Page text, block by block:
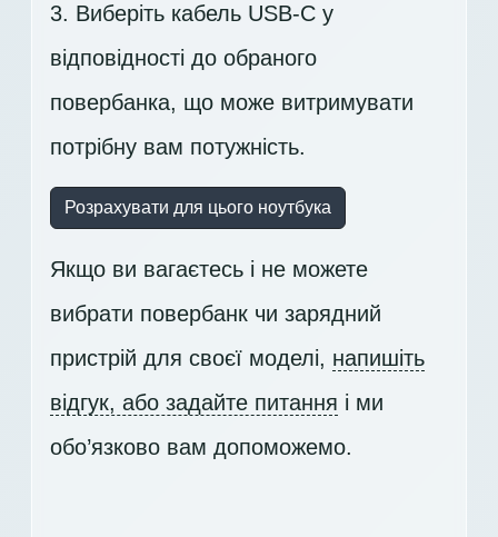
3. Виберіть кабель USB-C у
відповідності до обраного
повербанка, що може витримувати
потрібну вам потужність.
Розрахувати для цього ноутбука
Якщо ви вагаєтесь і не можете
вибрати повербанк чи зарядний
пристрій для своєї моделі, напишіть
відгук, або задайте питання і ми
обо’язково вам допоможемо.